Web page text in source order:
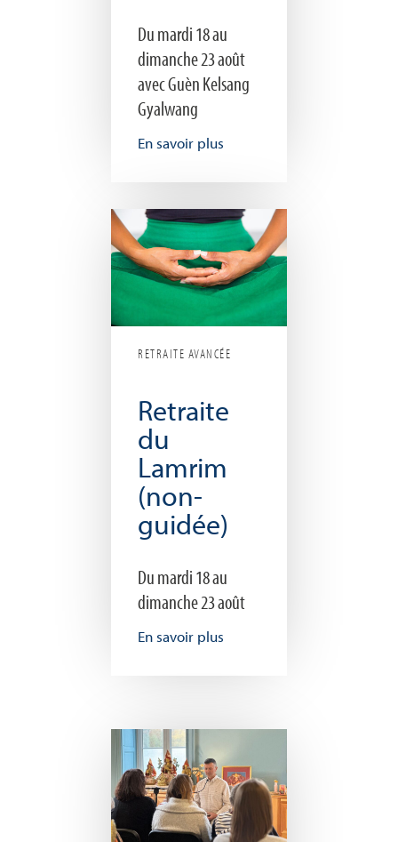
Du mardi 18 au
dimanche 23 août
avec Guèn Kelsang
Gyalwang
En savoir plus
RETRAITE AVANCÉE
Retraite
du
Lamrim
(non-
guidée)
Du mardi 18 au
dimanche 23 août
En savoir plus